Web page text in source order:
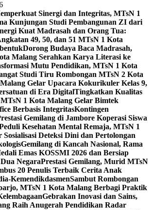
Sinergi dan Integritas, MTsN 1
Kunjungan Studi Pembangunan ZI dari
Kuat Madrasah dan Orang Tua:
49, 50, dan 51 MTsN 1 Kota
Dorong Budaya Baca Madrasah,
Malang Serahkan Karya Literasi ke
Mutu Pendidikan, MTsN 1 Kota
Studi Tiru Rombongan MTsN 2 Kota
Gelar Upacara Kokurikuler Kelas 9,
di Era DigitalTingkatkan Kualitas
1 Kota Malang Gelar Bimtek
Berbasis IntegritasKontingen
Gemilang di Jambore Koperasi Siswa
Kesehatan Mental Remaja, MTsN 1
Deteksi Dini dan Pertolongan
Gemilang di Kancah Nasional, Rama
Emas KOSSMI 2026 dan Bersiap
NegaraPrestasi Gemilang, Murid MTsN
20 Penulis Terbaik Cerita Anak
KemendikdasmenSambut Rombongan
MTsN 1 Kota Malang Berbagi Praktik
Gebrakan Inovasi dan Sains,
Raih Anugerah Pendidikan Radar